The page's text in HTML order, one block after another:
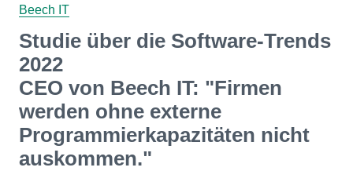
Beech IT
Studie über die Software-Trends
2022
CEO von Beech IT: "Firmen
werden ohne externe
Programmierkapazitäten nicht
auskommen."